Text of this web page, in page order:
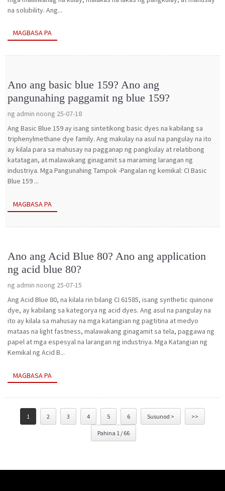
na solubility. Ang...
MAGBASA PA
Ano ang basic blue 159? Ano ang
pangunahing paggamit ng blue 159?
ng admin noong 25-07-18
Ang Basic Blue 159 ay isang sintetikong basic dyes na kabilang sa
triphenylmethane dye family. Ang makulay na asul na pangulay na ito
ay kilala para sa mahusay na pagganap ng pangkulay at relatibong
katatagan, at malawakang ginagamit sa maraming larangan ng
industriya. Mga Pangunahing Tampok -Pangalan ng kemikal: CI Basic
Blue 159 ...
MAGBASA PA
Ano ang Acid Blue 80? Ano ang application
ng acid blue 80?
ng admin noong 25-07-15
Ang Acid Blue 80, na kilala rin bilang CI 61585, isang synthetic quinone
dye, ay kabilang sa kategorya ng acid dyes. Ang asul na pangulay na
ito ay kilala sa mahusay na mga katangian ng pagtitina at medyo
mataas na light fastness, malawakang ginagamit sa tela, paggawa ng
papel at mga espesyal na larangan ng industriya. Mga Katangian ng
Kemikal ng Acid B...
MAGBASA PA
1 2 3 4 5 6 Susunod > >>
Pahina 1 / 66